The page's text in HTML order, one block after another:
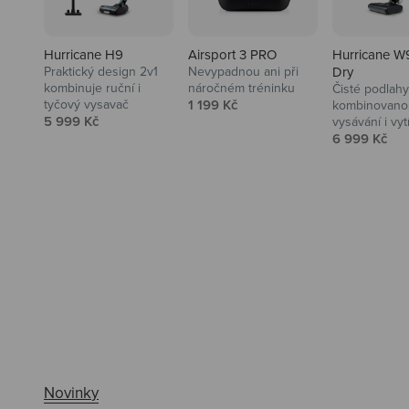
Hurricane H9
Praktický design 2v1
kombinuje ruční i
tyčový vysavač
Prodejní cena
5 999 Kč
Airsport 3 PRO
Nevypadnou ani při
náročném tréninku
Prodejní cena
1 199 Kč
Hurricane
Dry
Čisté
vysávání i
Prodejní cena
6 999 Kč